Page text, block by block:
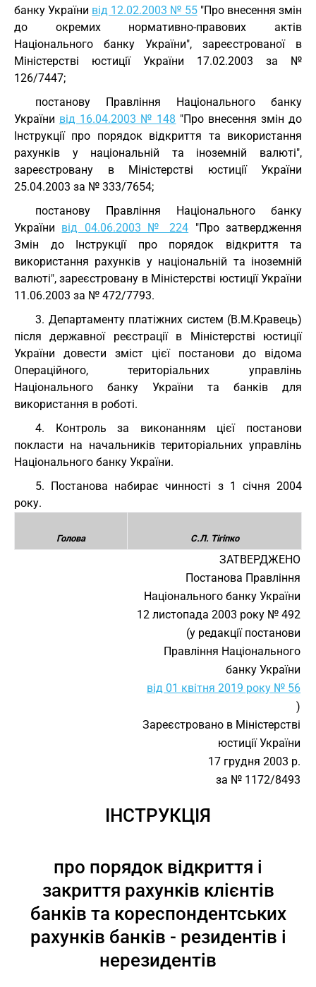
банку України від 12.02.2003 № 55"Про внесення змін
до окремих нормативно-правових актів
Національного банку України", зареєстрованої в
Міністерстві юстиції України 17.02.2003 за №
126/7447;
постанову Правління Національного банку
України від 16.04.2003 № 148 "Про внесення змін до
Інструкції про порядок відкриття та використання
рахунків у національній та іноземній валюті",
зареєстровану в Міністерстві юстиції України
25.04.2003 за № 333/7654;
постанову Правління Національного банку
України від 04.06.2003 № 224 "Про затвердження
Змін до Інструкції про порядок відкриття та
використання рахунків у національній та іноземній
валюті", зареєстровану в Міністерстві юстиції України
11.06.2003 за № 472/7793.
3. Департаменту платіжних систем (В.М.Кравець)
після державної реєстрації в Міністерстві юстиції
України довести зміст цієї постанови до відома
Операційного, територіальних управлінь
Національного банку України та банків для
використання в роботі.
4. Контроль за виконанням цієї постанови
покласти на начальників територіальних управлінь
Національного банку України.
5. Постанова набирає чинності з 1 січня 2004
року.
Голова С.Л. Тігіпко
ЗАТВЕРДЖЕНО
Постанова Правління
Національного банку України
12 листопада 2003 року № 492
(у редакції постанови
Правління Національного
банку України
від 01 квітня 2019 року № 56
)
Зареєстровано в Міністерстві
юстиції України
17 грудня 2003 р.
за № 1172/8493
ІНСТРУКЦІЯ
про порядок відкриття і
закриття рахунків клієнтів
банків та кореспондентських
рахунків банків - резидентів і
нерезидентів